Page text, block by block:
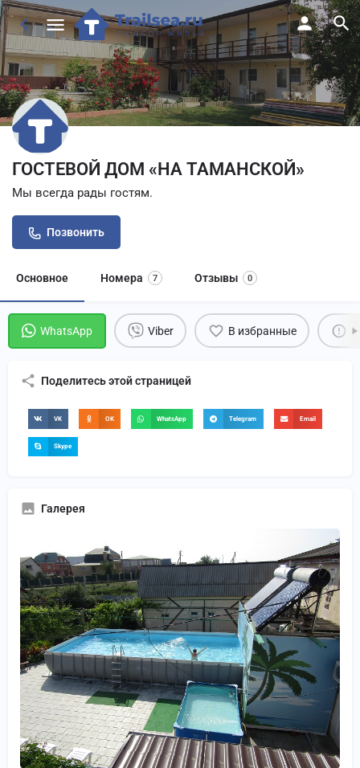
ГОСТЕВОЙ ДОМ «НА ТАМАНСКОЙ»
Мы всегда рады гостям.
Позвонить
Основное Номера 7 Отзывы 0
WhatsApp Viber В избранные
Поделитесь этой страницей
VK OK WhatsApp Telegram Email
Skype
Галерея